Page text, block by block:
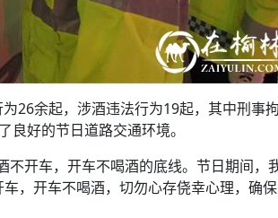
26余起，涉酒违法行为19起，其中刑事
好的节日道路交通环境。
开车，开车不喝酒的底线。节日期间，
，开车不喝酒，切勿心存侥幸心理，确保